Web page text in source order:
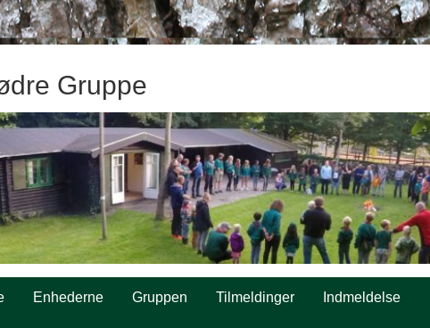
Gruppe
Enhederne Gruppen Tilmeldinger Indmeldelse